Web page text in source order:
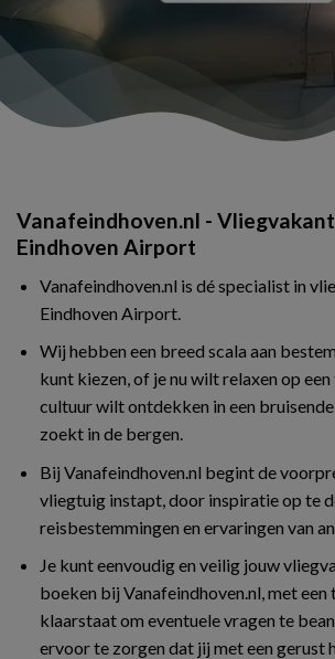
Vanafeindhoven.nl -
Eindhoven Airport
Vanafeindhoven.nl is dé specialist in
Eindhoven Airport.
Wij hebben een breed scala aan
kunt kiezen, of je nu wilt relaxen op
cultuur wilt ontdekken in een
zoekt in de bergen.
Bij Vanafeindhoven.nl begint de
vliegtuig instapt, door inspiratie op te
reisbestemmingen en ervaringen van
Je kunt eenvoudig en veilig jouw
boeken bij Vanafeindhoven.nl, met
klaarstaat om eventuele vragen te
ervoor te zorgen dat jij met een gerust